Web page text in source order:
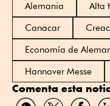
Alemania Alta
Canacar
Economía de
Hannover Messe
Comenta esta